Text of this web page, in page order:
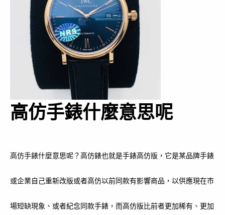
高仿手錶什麼意思呢
高仿手錶什麼意思呢？高仿錶也就是手錶高仿版，它是某品牌手錶
或企業自己重新改版或者高仿以前同款有影響商品，以供應現在市
場短缺現象、或者紀念同款手錶，而高仿版比前者更加稀有、更加